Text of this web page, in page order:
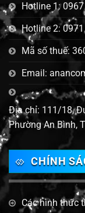
Hotline 1:
Hotline 2:
Mã số thuế:
Email:
Địa chỉ: 111/18,
Phường An Bình,
CHÍNH
Các hình thức